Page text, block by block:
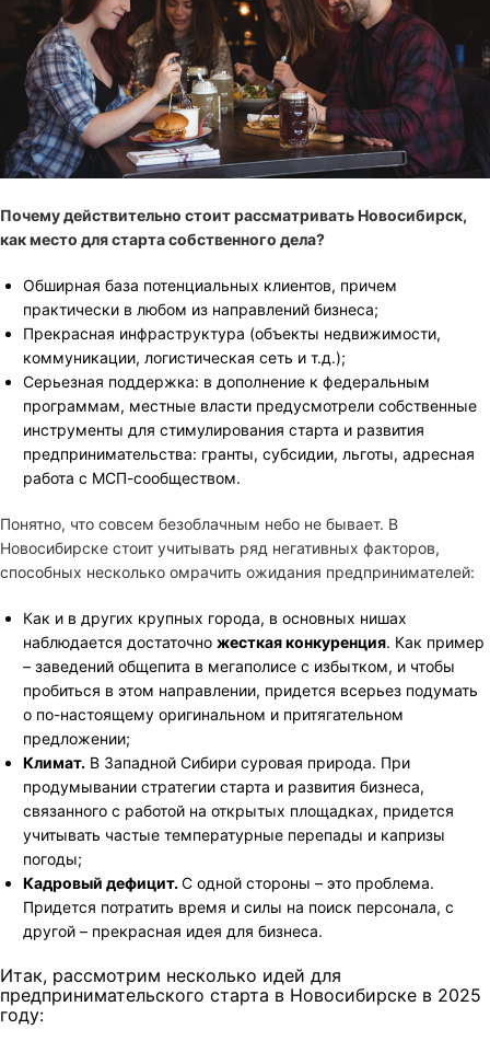
Почему действительно стоит рассматривать Новосибирск,
как место для старта собственного дела?
Обширная база потенциальных клиентов, причем
практически в любом из направлений бизнеса;
Прекрасная инфраструктура (объекты недвижимости,
коммуникации, логистическая сеть и т.д.);
Серьезная поддержка: в дополнение к федеральным
программам, местные власти предусмотрели собственные
инструменты для стимулирования старта и развития
предпринимательства: гранты, субсидии, льготы, адресная
работа с МСП-сообществом.
Понятно, что совсем безоблачным небо не бывает. В
Новосибирске стоит учитывать ряд негативных факторов,
способных несколько омрачить ожидания предпринимателей:
Как и в других крупных города, в основных нишах
наблюдается достаточно жесткая конкуренция. Как пример
– заведений общепита в мегаполисе с избытком, и чтобы
пробиться в этом направлении, придется всерьез подумать
о по-настоящему оригинальном и притягательном
предложении;
Климат.В Западной Сибири суровая природа. При
продумывании стратегии старта и развития бизнеса,
связанного с работой на открытых площадках, придется
учитывать частые температурные перепады и капризы
погоды;
Кадровый дефицит.С одной стороны – это проблема.
Придется потратить время и силы на поиск персонала, с
другой – прекрасная идея для бизнеса.
Итак, рассмотрим несколько идей для
предпринимательского старта в Новосибирске в 2025
году: